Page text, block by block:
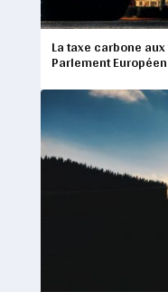
La taxe carbone
Parlement Européen